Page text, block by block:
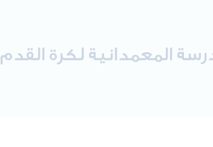
المعمدانية لكرة القدم